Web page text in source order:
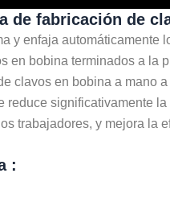
de fabricación de
y enfaja automáticamente
en bobina terminados a la
clavos en bobina a mano
reduce significativamente
trabajadores, y mejora la
: